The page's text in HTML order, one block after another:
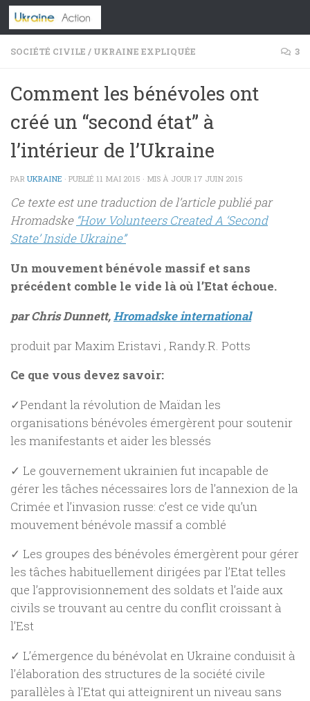
Skip to content
SOCIÉTÉ CIVILE / UKRAINE EXPLIQUÉE 3
Comment les bénévoles ont
créé un “second état” à
l’intérieur de l’Ukraine
PAR UKRAINE · PUBLIÉ 11 MAI 2015 · MIS À JOUR 17 JUIN 2015
Ce texte est une traduction de l’article publié par
Hromadske “How Volunteers Created A ‘Second
State’ Inside Ukraine”
Un mouvement bénévole massif et sans
précédent comble le vide là où l’Etat échoue.
par Chris Dunnett,Hromadske international
produit par Maxim Eristavi , Randy.R. Potts
Ce que vous devez savoir:
✓Pendant la révolution de Maïdan les
organisations bénévoles émergèrent pour soutenir
les manifestants et aider les blessés
✓ Le gouvernement ukrainien fut incapable de
gérer les tâches nécessaires lors de l’annexion de la
Crimée et l’invasion russe: c’est ce vide qu’un
mouvement bénévole massif a comblé
✓ Les groupes des bénévoles émergèrent pour gérer
les tâches habituellement dirigées par l’Etat telles
que l’approvisionnement des soldats et l’aide aux
civils se trouvant au centre du conflit croissant à
l’Est
✓ L’émergence du bénévolat en Ukraine conduisit à
l’élaboration des structures de la société civile
parallèles à l’Etat qui atteignirent un niveau sans